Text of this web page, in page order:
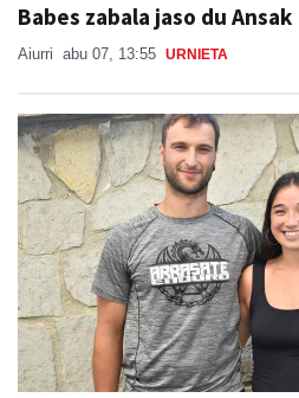
Babes zabala jaso du Ansak
Aiurri abu 07, 13:55 URNIETA